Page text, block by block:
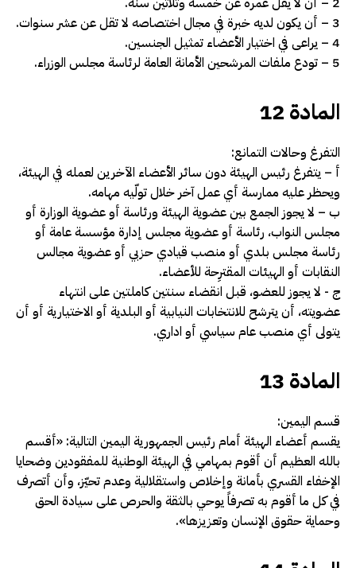
3 – أن يكون لديه خبرة في مجال اختصاصه لا تقل عن عشر سنوات.
4 – يراعى في اختيار الأعضاء تمثيل الجنسين.
5 – تودع ملفات المرشحين الأمانة العامة لرئاسة مجلس الوزراء.
المادة 12
التفرغ وحالات التمانع:
أ – يتفرغ رئيس الهيئة دون سائر الأعضاء الآخرين لعمله في الهيئة،
ويحظر عليه ممارسة أي عمل آخر خلال تولّيه مهامه.
ب – لا يجوز الجمع بين عضوية الهيئة ورئاسة أو عضوية الوزارة أو
مجلس النواب، رئاسة أو عضوية مجلس إدارة مؤسسة عامة أو
رئاسة مجلس بلدي أو منصب قيادي حزبي أو عضوية مجالس
النقابات أو الهيئات المقترِحة للأعضاء.
ج -­ لا يجوز للعضو، قبل انقضاء سنتين كاملتين على انتهاء
عضويته، أن يترشح للانتخابات النيابية أو البلدية أو الاختيارية أو أن
يتولى أي منصب عام سياسي أو اداري.
المادة 13
قسم اليمين:
يقسم أعضاء الهيئة أمام رئيس الجمهورية اليمين التالية: «أقسم
بالله العظيم أن أقوم بمهامي في الهيئة الوطنية للمفقودين وضحايا
الإخفاء القسري بأمانة وإخلاص واستقلالية وعدم تحيّز، وأن أتصرف
في كل ما أقوم به تصرفاً يوحي بالثقة والحرص على سيادة الحق
وحماية حقوق الإنسان وتعزيزها».